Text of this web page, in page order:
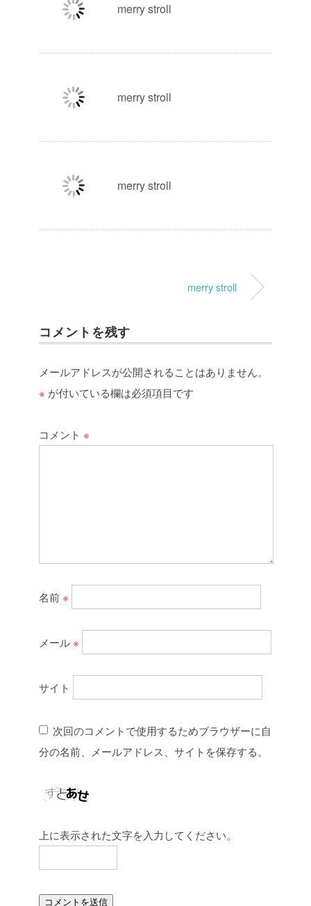
merry stroll
merry stroll
merry stroll
merry stroll
コメントを残す
メールアドレスが公開されることはありません。
※ が付いている欄は必須項目です
コメント ※
名前※
メール※
サイト
次回のコメントで使用するためブラウザーに自
分の名前、メールアドレス、サイトを保存する。
上に表示された文字を入力してください。